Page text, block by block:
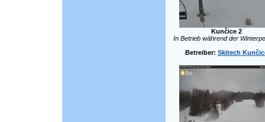
Kunčice 2
In Betrieb während der
Betreiber: Skitech